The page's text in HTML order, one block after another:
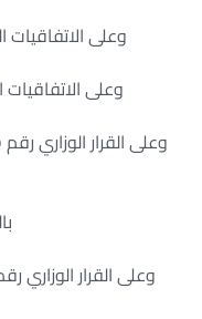
وعلى
وعلى الاتفاقيات